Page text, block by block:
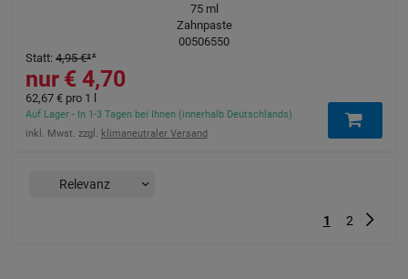
75ml
Zahnpaste
00506550
4,70 €
Statt: 4,95 €³
Auf Lager - In 1-3 Tagen bei Ihnen (innerhalb Deutschlands)
inkl. Mwst. zzgl. klimaneutraler Versand
62,67 € pro 1 l
1 2